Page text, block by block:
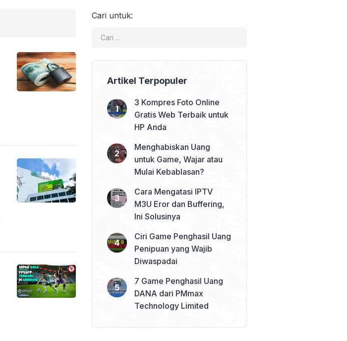
Cari untuk:
Artikel Terpopuler
3 Kompres Foto Online
Gratis Web Terbaik untuk
HP Anda
Menghabiskan Uang
untuk Game, Wajar atau
Mulai Kebablasan?
Cara Mengatasi IPTV
M3U Eror dan Buffering,
Ini Solusinya
Ciri Game Penghasil Uang
Penipuan yang Wajib
Diwaspadai
7 Game Penghasil Uang
DANA dari PMmax
Technology Limited